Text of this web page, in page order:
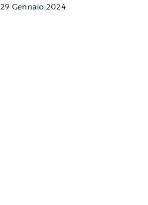
29 Gennaio 2024